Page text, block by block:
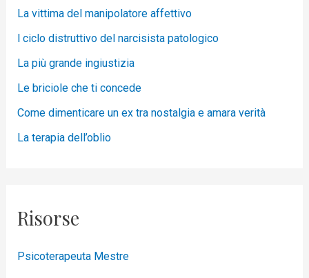
La vittima del manipolatore affettivo
l ciclo distruttivo del narcisista patologico
La più grande ingiustizia
Le briciole che ti concede
Come dimenticare un ex tra nostalgia e amara verità
La terapia dell’oblio
Risorse
Psicoterapeuta Mestre